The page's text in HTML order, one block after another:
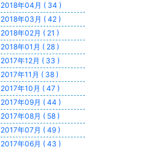
2018年04月 ( 34 )
2018年03月 ( 42 )
2018年02月 ( 21 )
2018年01月 ( 28 )
2017年12月 ( 33 )
2017年11月 ( 38 )
2017年10月 ( 47 )
2017年09月 ( 44 )
2017年08月 ( 58 )
2017年07月 ( 49 )
2017年06月 ( 43 )